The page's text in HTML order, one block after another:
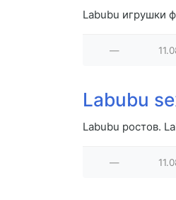
Labubu игрушки
—
Labubu
Labubu ростов.
—